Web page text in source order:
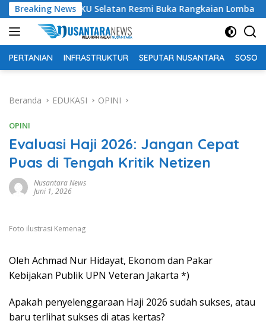
Langsung
ke
konten
Breaking News
Bupati OKU Selatan Resmi Buka Rangkaian Lomba Peringatan
PERTANIAN INFRASTRUKTUR SEPUTAR NUSANTARA SOSOK
Beranda EDUKASI OPINI
OPINI
Evaluasi Haji 2026: Jangan Cepat
Puas di Tengah Kritik Netizen
Nusantara News
Juni 1, 2026
Foto ilustrasi Kemenag
Oleh Achmad Nur Hidayat, Ekonom dan Pakar
Kebijakan Publik UPN Veteran Jakarta *)
Apakah penyelenggaraan Haji 2026 sudah sukses, atau
baru terlihat sukses di atas kertas?